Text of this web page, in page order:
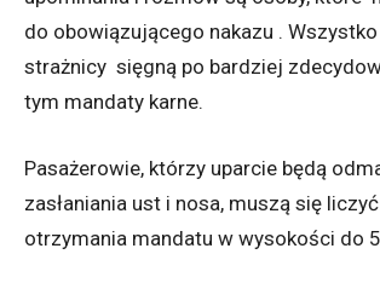
do obowiązującego nakazu . Wszystko
strażnicy sięgną po bardziej
tym mandaty karne.
Pasażerowie, którzy uparcie będą
zasłaniania ust i nosa, muszą się
otrzymania mandatu w wysokości do